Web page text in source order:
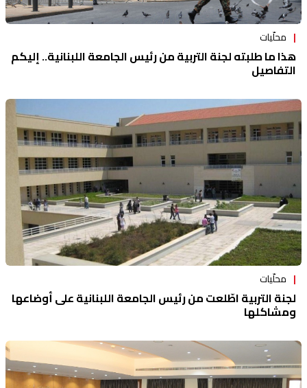
محلّيات
هذا ما طلبته لجنة التربية من رئيس الجامعة اللبنانية.. إليكم
التفاصيل
محلّيات
لجنة التربية اطّلعت من رئيس الجامعة اللبنانية على أوضاعها
ومشاكلها